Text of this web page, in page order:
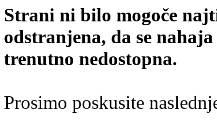
Strani ni bilo mogoče
odstranjena, da se
trenutno nedostopna.
Prosimo poskusite